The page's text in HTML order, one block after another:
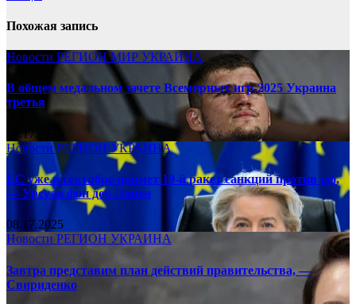
Похожая запись
Новости РЕГИОНМИР УКРАИНА
В общем медальном зачете Всемирных игр-2025 Украина
третья
08.17.2025
НовостиРЕГИОНУКРАИНА
ЕС уже в сентябре примет 19-й ракет санкций против рф,
— Урсула фон дер Ляйен
08.17.2025
Новости РЕГИОН УКРАИНА
Завтра представим план действий правительства, —
Свириденко